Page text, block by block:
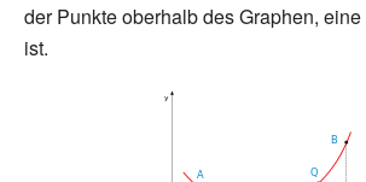
der Punkte oberhalb des Graphen, eine
ist.